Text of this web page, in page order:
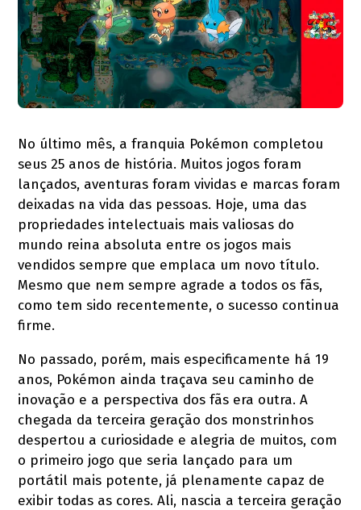
No último mês, a franquia Pokémon completou
seus 25 anos de história. Muitos jogos foram
lançados, aventuras foram vividas e marcas foram
deixadas na vida das pessoas. Hoje, uma das
propriedades intelectuais mais valiosas do
mundo reina absoluta entre os jogos mais
vendidos sempre que emplaca um novo título.
Mesmo que nem sempre agrade a todos os fãs,
como tem sido recentemente, o sucesso continua
firme.
No passado, porém, mais especificamente há 19
anos, Pokémon ainda traçava seu caminho de
inovação e a perspectiva dos fãs era outra. A
chegada da terceira geração dos monstrinhos
despertou a curiosidade e alegria de muitos, com
o primeiro jogo que seria lançado para um
portátil mais potente, já plenamente capaz de
exibir todas as cores. Ali, nascia a terceira geração